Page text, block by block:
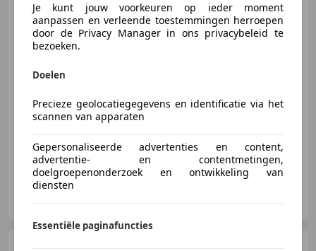
€ 49.950
12/2024 20 km Diesel
120 kW (163 PK)
BV Automobielbedrijven H. Arink
Je kunt jouw voorkeuren op ieder moment
aanpassen en verleende toestemmingen herroepen
door de Privacy Manager in ons privacybeleid te
bezoeken.
Doelen
Precieze geolocatiegegevens en identificatie via het
scannen van apparaten
Gepersonaliseerde advertenties en content,
advertentie- en contentmetingen,
doelgroepenonderzoek en ontwikkeling van
diensten
Essentiële paginafuncties